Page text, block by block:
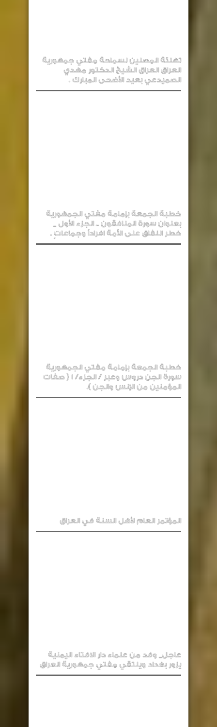
تهنئة المصلين لسماحة مفتي جمهورية
العراق العراق الشيخ الدكتور مهدي
الصميدعي بعيد الأضحى المبارك .
خطبة الجمعة بإمامة مفتي الجمهورية
بعنوان سورة المنافقون .. الجزء الأول _
خطر النفاق على الأمة افراداً وجماعاتٍ .
خطبة الجمعة بإمامة مفتي الجمهورية
سورة الجن دروس وعبر / الجزء/ 1 { صفات
المؤمنين من الإنس والجن ).
المؤتمر العام لأهل السنة في العراق
عاجل_ وفد من علماء دار الافتاء اليمنية
يزور بغداد ويلتقي مفتي جمهورية العراق